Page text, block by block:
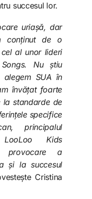
succesul lor.
uriașă, dar
conținut de o
al unor lideri
Nu știu
SUA în
învățat foarte
la standarde de
specifice
principalul
Kids
provocare a
și la succesul
Cristina